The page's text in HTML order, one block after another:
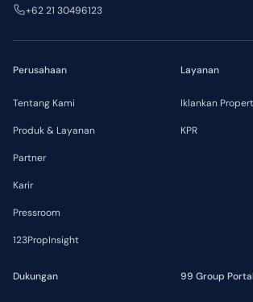
Perusahaan
Tentang Kami
Produk & Layanan
Partner
Karir
Pressroom
123PropInsight
Layanan
Iklankan
KPR
Dukungan 99 Group Portal
+62 21 30496123